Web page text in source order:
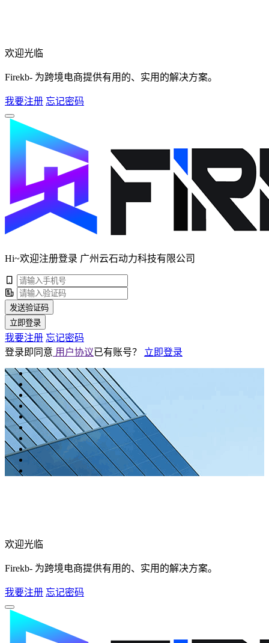
欢迎光临
Firekb- 为跨境电商提供有用的、实用的解决方案。
我要注册 忘记密码
Hi~欢迎注册登录 广州云石动力科技有限公司
发送验证码
立即登录
我要注册 忘记密码
登录即同意 用户协议已有账号？ 立即登录
欢迎光临
Firekb- 为跨境电商提供有用的、实用的解决方案。
我要注册 忘记密码